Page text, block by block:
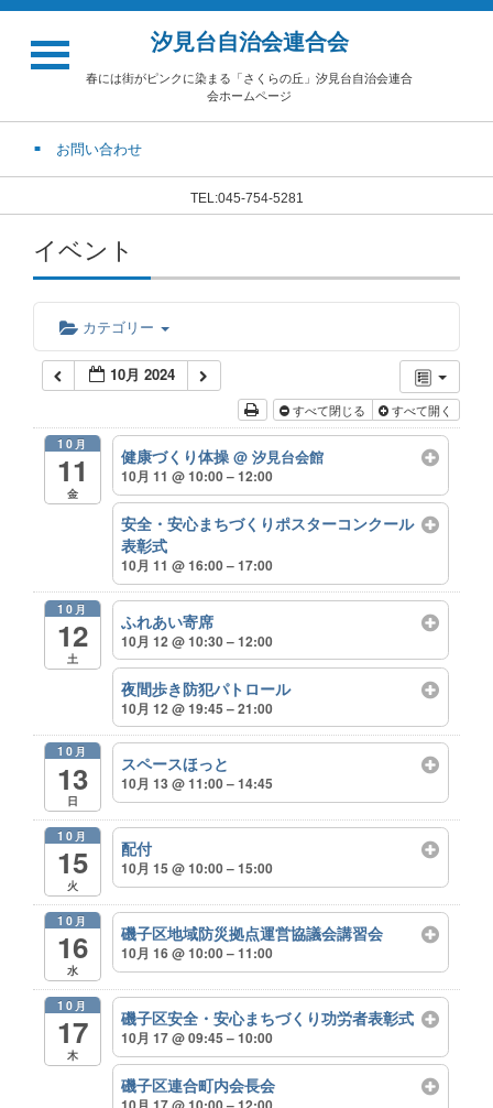
汐見台自治会連合会
春には街がピンクに染まる「さくらの丘」汐見台自治会連合
会ホームページ
お問い合わせ
TEL:045-754-5281
イベント
カテゴリー
10月 2024
すべて閉じる すべて開く
10月
11
金
健康づくり体操@ 汐見台会館
10月 11 @ 10:00 – 12:00
安全・安心まちづくりポスターコンクール
表彰式
10月 11 @ 16:00 – 17:00
10月
12
土
ふれあい寄席
10月 12 @ 10:30 – 12:00
夜間歩き防犯パトロール
10月 12 @ 19:45 – 21:00
10月
13
日
スペースほっと
10月 13 @ 11:00 – 14:45
10月
15
火
配付
10月 15 @ 10:00 – 15:00
10月
16
水
磯子区地域防災拠点運営協議会講習会
10月 16 @ 10:00 – 11:00
10月
17
木
磯子区安全・安心まちづくり功労者表彰式
10月 17 @ 09:45 – 10:00
磯子区連合町内会長会